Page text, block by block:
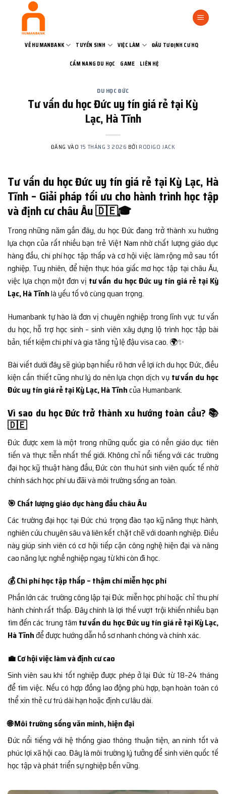
VỀ HUMANBANK TUYỂN SINH VIỆC LÀM ĐẦU TƯ ĐỊNH CƯ HQ
CẨM NANG DU HỌC GAME LIÊN HỆ
DU HỌC ĐỨC
Tư vấn du học Đức uy tín giá rẻ tại Kỳ
Lạc, Hà Tĩnh
ĐĂNG VÀO 15 THÁNG 3 2026 BỞI RODIGO JACK
Tư vấn du học Đức uy tín giá rẻ tại Kỳ Lạc, Hà
Tĩnh – Giải pháp tối ưu cho hành trình học tập
và định cư châu Âu 🇩🇪🎓
Trong những năm gần đây, du học Đức đang trở thành xu hướng
lựa chọn của rất nhiều bạn trẻ Việt Nam nhờ chất lượng giáo dục
hàng đầu, chi phí học tập thấp và cơ hội việc làm rộng mở sau tốt
nghiệp. Tuy nhiên, để hiện thực hóa giấc mơ học tập tại châu Âu,
việc lựa chọn một đơn vị tư vấn du học Đức uy tín giá rẻ tại Kỳ
Lạc, Hà Tĩnhlà yếu tố vô cùng quan trọng.
Humanbank tự hào là đơn vị chuyên nghiệp trong lĩnh vực tư vấn
du học, hỗ trợ học sinh – sinh viên xây dựng lộ trình học tập bài
bản, tiết kiệm chi phí và gia tăng tỷ lệ đậu visa cao. 🌍✨
Bài viết dưới đây sẽ giúp bạn hiểu rõ hơn về lợi ích du học Đức, điều
kiện cần thiết cũng như lý do nên lựa chọn dịch vụ tư vấn du học
Đức uy tín giá rẻ tại Kỳ Lạc, Hà Tĩnhcủa Humanbank.
Vì sao du học Đức trở thành xu hướng toàn cầu? 📚
🇩🇪
Đức được xem là một trong những quốc gia có nền giáo dục tiên
tiến và thực tiễn nhất thế giới. Không chỉ nổi tiếng với các trường
đại học kỹ thuật hàng đầu, Đức còn thu hút sinh viên quốc tế nhờ
chính sách học phí ưu đãi và môi trường sống an toàn.
🎯 Chất lượng giáo dục hàng đầu châu Âu
Các trường đại học tại Đức chú trọng đào tạo kỹ năng thực hành,
nghiên cứu chuyên sâu và liên kết chặt chẽ với doanh nghiệp. Điều
này giúp sinh viên có cơ hội tiếp cận công nghệ hiện đại và nâng
cao năng lực nghề nghiệp ngay từ khi còn đi học.
💰 Chi phí học tập thấp – thậm chí miễn học phí
Phần lớn các trường công lập tại Đức miễn học phí hoặc chỉ thu phí
hành chính rất thấp. Đây chính là lợi thế vượt trội khiến nhiều bạn
tìm đến các trung tâm tư vấn du học Đức uy tín giá rẻ tại Kỳ Lạc,
Hà Tĩnhđể được hướng dẫn hồ sơ nhanh chóng và chính xác.
💼 Cơ hội việc làm và định cư cao
Sinh viên sau khi tốt nghiệp được phép ở lại Đức từ 18–24 tháng
để tìm việc. Nếu có hợp đồng lao động phù hợp, bạn hoàn toàn có
thể xin thẻ cư trú dài hạn hoặc định cư lâu dài.
🌐 Môi trường sống văn minh, hiện đại
Đức nổi tiếng với hệ thống giao thông thuận tiện, an ninh tốt và
phúc lợi xã hội cao. Đây là môi trường lý tưởng để sinh viên quốc tế
học tập và phát triển sự nghiệp bền vững.